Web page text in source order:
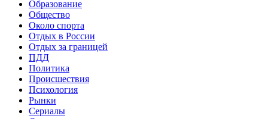
Образование
Общество
Около спорта
Отдых в России
Отдых за границей
ПДД
Политика
Происшествия
Психология
Рынки
Сериалы